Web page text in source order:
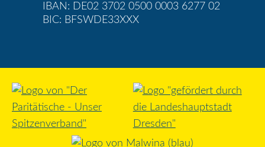
IBAN: DE02 3702 0500 0003 6277 02
BIC: BFSWDE33XXX